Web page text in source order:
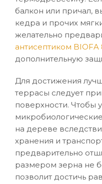
балкон или причал,
кедра и прочих
желательно
антисептиком BIOFA
дополнительную
Для достижения
террасы следует
поверхности. Чтобы
на дереве
хранения и
предварительно
размером зерна не
позволит достичь